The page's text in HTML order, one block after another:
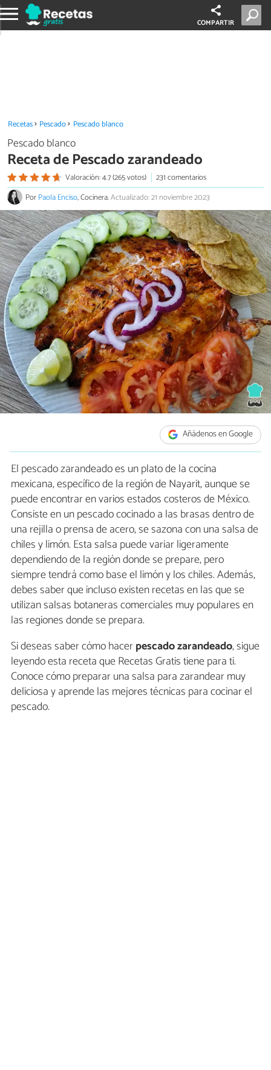
COMPARTIR
Recetas Pescado Pescado blanco
Pescado blanco
Receta de Pescado zarandeado
Valoración: 4.7 (265 votos)
231 comentarios
PorPaola Enciso, Cocinera.Actualizado: 21 noviembre 2023
Añádenos en Google
El pescado zarandeado es un plato de la cocina
mexicana, específico de la región de Nayarit, aunque se
puede encontrar en varios estados costeros de México.
Consiste en un pescado cocinado a las brasas dentro de
una rejilla o prensa de acero, se sazona con una salsa de
chiles y limón. Esta salsa puede variar ligeramente
dependiendo de la región donde se prepare, pero
siempre tendrá como base el limón y los chiles. Además,
debes saber que incluso existen recetas en las que se
utilizan salsas botaneras comerciales muy populares en
las regiones donde se prepara.
Si deseas saber cómo hacerpescado zarandeado, sigue
leyendo esta receta que Recetas Gratis tiene para ti.
Conoce cómo preparar una salsa para zarandear muy
deliciosa y aprende las mejores técnicas para cocinar el
pescado.